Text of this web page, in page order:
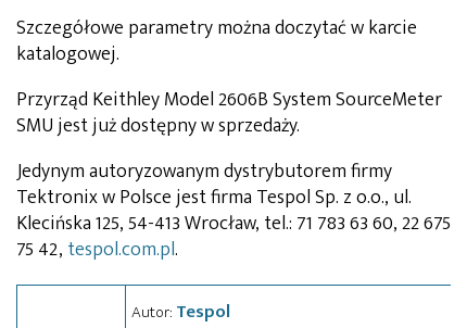
Szczegółowe parametry można doczytać w karcie
katalogowej.
Przyrząd Keithley Model 2606B System SourceMeter
SMU jest już dostępny w sprzedaży.
Jedynym autoryzowanym dystrybutorem firmy
Tektronix w Polsce jest firma Tespol Sp. z o.o., ul.
Klecińska 125, 54-413 Wrocław, tel.: 71 783 63 60, 22 675
75 42, tespol.com.pl.
Autor: Tespol